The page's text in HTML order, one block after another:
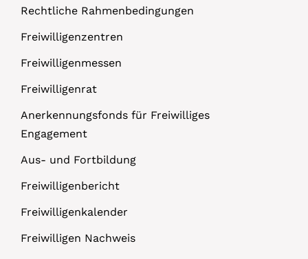
Rechtliche Rahmenbedingungen
Freiwilligenzentren
Freiwilligenmessen
Freiwilligenrat
Anerkennungsfonds für Freiwilliges
Engagement
Aus- und Fortbildung
Freiwilligenbericht
Freiwilligenkalender
Freiwilligen Nachweis